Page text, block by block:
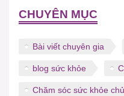
CHUYÊN MỤC
Bài viết chuyên gia
blog sức khỏe
Chăm sóc sức khỏe